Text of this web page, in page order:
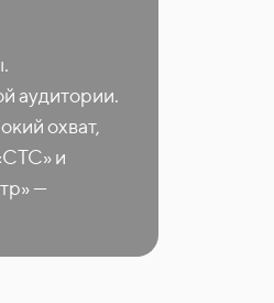
аудитории.
охват,
и
—